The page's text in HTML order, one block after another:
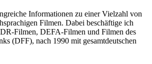
Informationen zu einer Vielzahl von
Filmen. Dabei beschäftige ich
Filmen, DEFA-Filmen und Filmen des
(DFF), nach 1990 mit gesamtdeutschen